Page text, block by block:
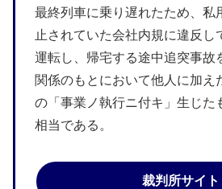
最終列車に乗り遅れたため、私
止されていた会社内規に違反し
運転し、帰宅する途中追突事故
関係のもとにおいて他人に加え
の「事業ノ執行ニ付キ」生じた
相当である。
裁判所サイト